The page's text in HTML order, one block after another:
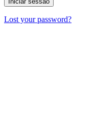
Lost your password?